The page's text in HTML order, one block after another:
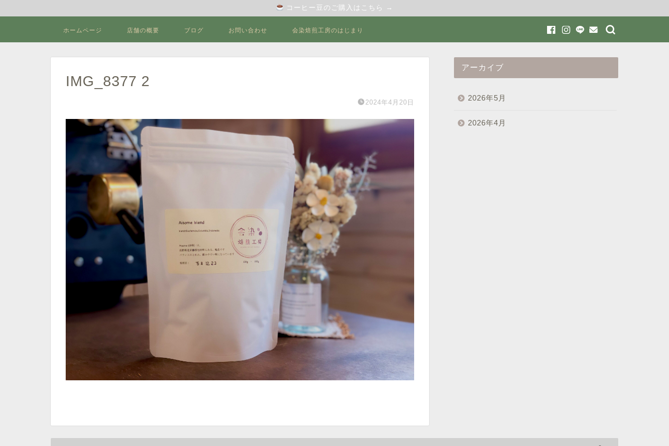
コーヒー豆のご購入はこちら →
ホームページ 店舗の概要 ブログ お問い合わせ 会染焙煎工房のはじまり
IMG_8377 2
2024年4月20日
アーカイブ
2026年5月
2026年4月